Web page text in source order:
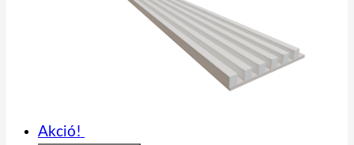
Akció!